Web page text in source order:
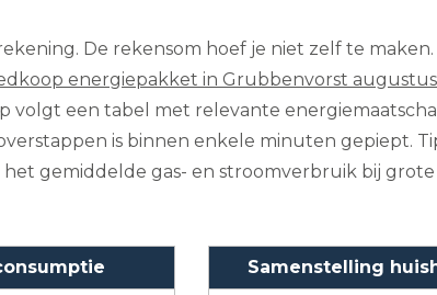
De rekensom hoef je niet zelf te
energiepakket in Grubbenvorst
volgt een tabel met relevante
is binnen enkele minuten gepiept.
gemiddelde gas- en stroomverbruik bij
Samenstelling